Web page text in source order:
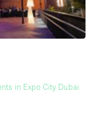
in Expo City Dubai